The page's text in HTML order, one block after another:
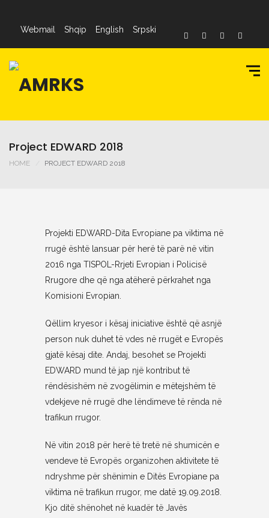
Webmail Shqip English Srpski
Project EDWARD 2018
HOME PROJECT EDWARD 2018
Projekti EDWARD-Dita Evropiane pa viktima në
rrugë është lansuar për herë të parë në vitin
2016 nga TISPOL-Rrjeti Evropian i Policisë
Rrugore dhe që nga atëherë përkrahet nga
Komisioni Evropian.
Qëllim kryesor i kësaj iniciative është që asnjë
person nuk duhet të vdes në rrugët e Evropës
gjatë kësaj dite. Andaj, besohet se Projekti
EDWARD mund të jap një kontribut të
rëndësishëm në zvogëlimin e mëtejshëm të
vdekjeve në rrugë dhe lëndimeve të rënda në
trafikun rrugor.
Në vitin 2018 për herë të tretë në shumicën e
vendeve të Evropës organizohen aktivitete të
ndryshme për shënimin e Ditës Evropiane pa
viktima në trafikun rrugor, me datë 19.09.2018.
Kjo ditë shënohet në kuadër të Javës